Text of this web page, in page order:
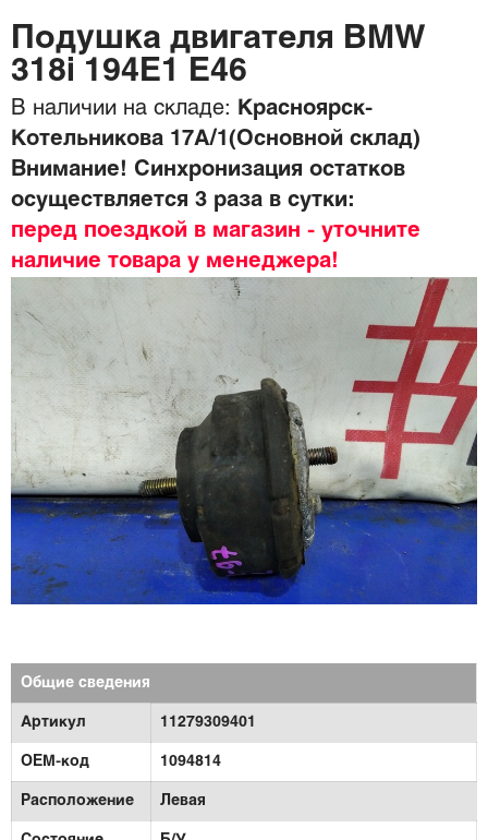
Подушка двигателя BMW
318i 194E1 E46
В наличии на складе:
Красноярск-
Котельникова 17А/1(Основной склад)
Внимание! Синхронизация остатков
осуществляется 3 раза в сутки:
перед поездкой в магазин - уточните
наличие товара у менеджера!
Общие сведения
Артикул 11279309401
OEM-код 1094814
Расположение Левая